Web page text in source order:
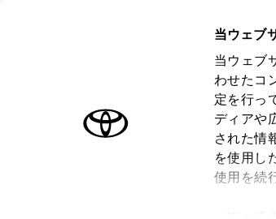
当ウェブ
当ウェブ
わせたコ
定を行っ
ディアや
された情
を使用し
使用を続
オーナーサポート ト
トヨタ認定中古車
トヨタ認定中古車の魅力